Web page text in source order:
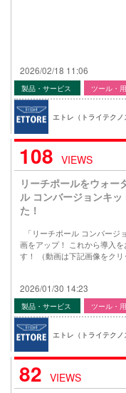
2026/02/18 11:06
製品・サービス ツール・
エトレ（トライテクノ
108 VIEWS
リーチポールをウォー
ル コンバージョンキ
た！
「リーチポール コンバージ
画をアップ！ これから導入
す！ （動画は下記画像をク
2026/01/30 14:23
製品・サービス ツール・
エトレ（トライテクノ
82 VIEWS